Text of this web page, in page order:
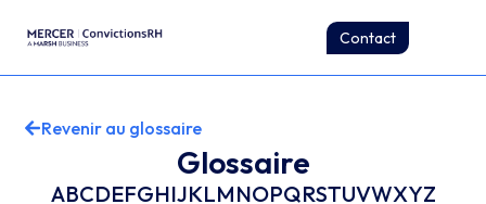
Contact
Revenir au glossaire
Glossaire
ABCDEFGHIJKLMNOPQRSTUVWXYZ